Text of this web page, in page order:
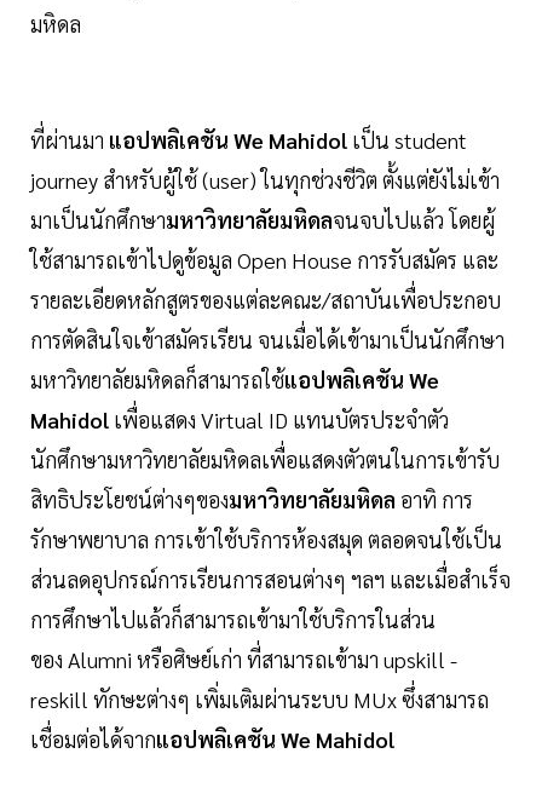
มหิดล
ที่ผ่านมา แอปพลิเคชัน We Mahidol เป็น student
journey สำหรับผู้ใช้ (user) ในทุกช่วงชีวิต ตั้งแต่ยังไม่เข้า
มาเป็นนักศึกษามหาวิทยาลัยมหิดลจนจบไปแล้ว โดยผู้
ใช้สามารถเข้าไปดูข้อมูล Open House การรับสมัคร และ
รายละเอียดหลักสูตรของแต่ละคณะ/สถาบันเพื่อประกอบ
การตัดสินใจเข้าสมัครเรียน จนเมื่อได้เข้ามาเป็นนักศึกษา
มหาวิทยาลัยมหิดลก็สามารถใช้แอปพลิเคชัน We
Mahidol เพื่อแสดง Virtual ID แทนบัตรประจำตัว
นักศึกษามหาวิทยาลัยมหิดลเพื่อแสดงตัวตนในการเข้ารับ
สิทธิประโยชน์ต่างๆของมหาวิทยาลัยมหิดล อาทิ การ
รักษาพยาบาล การเข้าใช้บริการห้องสมุด ตลอดจนใช้เป็น
ส่วนลดอุปกรณ์การเรียนการสอนต่างๆ ฯลฯ และเมื่อสำเร็จ
การศึกษาไปแล้วก็สามารถเข้ามาใช้บริการในส่วน
ของ Alumni หรือศิษย์เก่า ที่สามารถเข้ามา upskill -
reskill ทักษะต่างๆ เพิ่มเติมผ่านระบบ MUx ซึ่งสามารถ
เชื่อมต่อได้จากแอปพลิเคชัน We Mahidol